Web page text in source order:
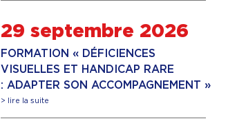
29 septembre 2026
FORMATION « DÉFICIENCES
VISUELLES ET HANDICAP RARE
: ADAPTER SON ACCOMPAGNEMENT »
> lire la suite